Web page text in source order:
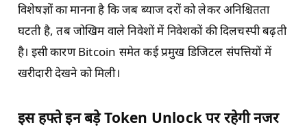
विशेषज्ञों का मानना है कि जब ब्याज दरों को लेकर अनिश्चितता
घटती है, तब जोखिम वाले निवेशों में निवेशकों की दिलचस्पी बढ़ती
है। इसी कारण Bitcoin समेत कई प्रमुख डिजिटल संपत्तियों में
खरीदारी देखने को मिली।
इस हफ्ते इन बड़े Token Unlock पर रहेगी नजर